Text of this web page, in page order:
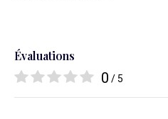
Évaluations
0 / 5